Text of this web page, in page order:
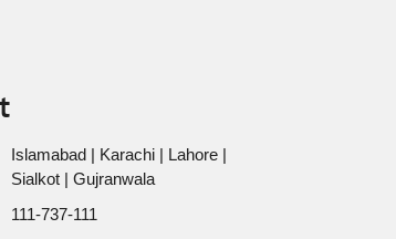
Islamabad | Karachi | Lahore |
Sialkot | Gujranwala
111-737-111